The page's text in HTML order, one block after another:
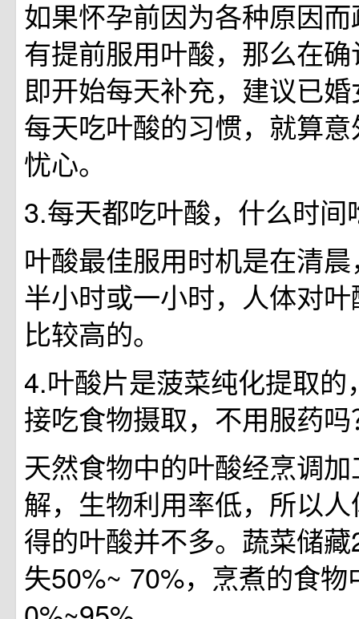
如果怀孕前因为各种原因
有提前服用叶酸，那么在
即开始每天补充，建议已
每天吃叶酸的习惯，就算
忧心。
3.每天都吃叶酸，什么时间
叶酸最佳服用时机是在清
半小时或一小时，人体对
比较高的。
4.叶酸片是菠菜纯化提取的
接吃食物摄取，不用服药吗
天然食物中的叶酸经烹调
解，生物利用率低，所以
得的叶酸并不多。蔬菜储
失50%~ 70%，烹煮的食